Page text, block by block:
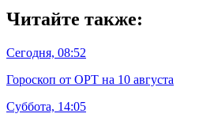
Читайте также:
Сегодня, 08:52
Гороскоп от ОРТ на 10 августа
Суббота, 14:05